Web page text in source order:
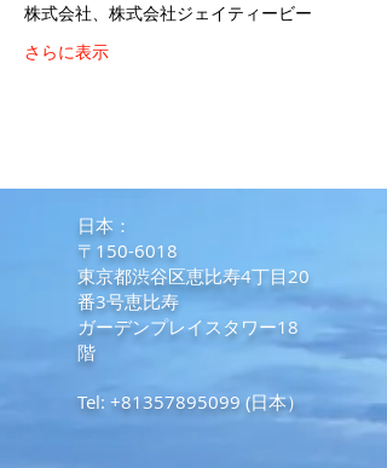
さらに表示
​日本：
〒150-6018
東京都渋谷区恵比寿4丁目20
番3号恵比寿
ガーデンプレイスタワー18
階
Tel: +81357895099 (日本）